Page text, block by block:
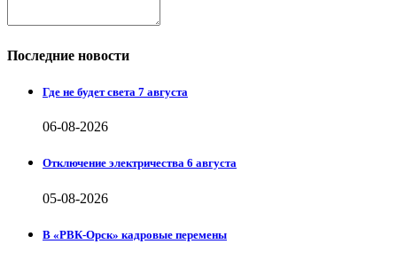
Последние новости
Где не будет света 7 августа
06-08-2026
Отключение электричества 6 августа
05-08-2026
В «РВК-Орск» кадровые перемены